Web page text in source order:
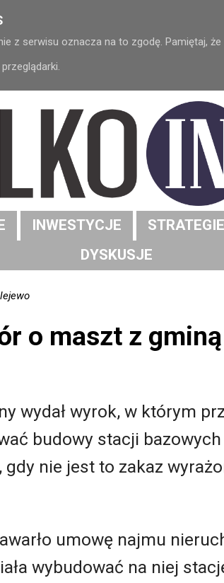
z serwisu oznacza na to zgodę. Pamiętaj, że
INWESTYCJE STRATEGIE
DYSKUSJE
o maszt z
wydał wyrok, w którym
budowy stacji
nie jest to zakaz
umowę najmu
wybudować na niej